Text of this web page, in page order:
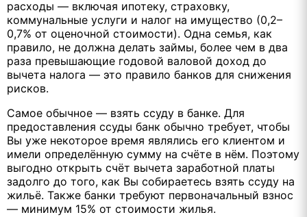
расходы — включая ипотеку, страховку,
коммунальные услуги и налог на имущество (0,2–
0,7% от оценочной стоимости). Одна семья, как
правило, не должна делать займы, более чем в два
раза превышающие годовой валовой доход до
вычета налога — это правило банков для снижения
рисков.
Самое обычное — взять ссуду в банке. Для
предоставления ссуды банк обычно требует, чтобы
Вы уже некоторое время являлись его клиентом и
имели определённую сумму на счёте в нём. Поэтому
выгодно открыть счёт вычета заработной платы
задолго до того, как Вы собираетесь взять ссуду на
жильё. Также банки требуют первоначальный взнос
— минимум 15% от стоимости жилья.